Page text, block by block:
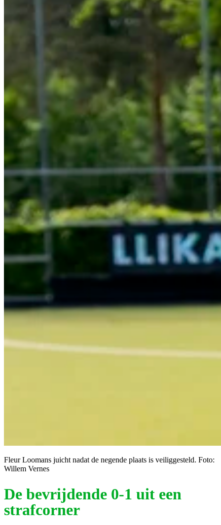
Fleur Loomans juicht nadat de negende plaats is veiliggesteld. Foto:
Willem Vernes
De bevrijdende 0-1 uit een
strafcorner